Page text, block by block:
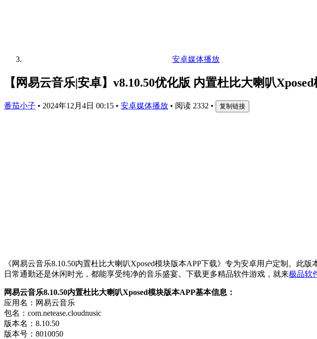
安卓媒体播放
【网易云音乐|安卓】v8.10.50优化版 内置杜比大喇叭
番茄小子 • 2024年12月4日 00:15 • 安卓媒体播放 • 阅读 2332 • 复制链接
《网易云音乐8.10.50内置杜比大喇叭Xposed模块版本APP下载》专为安卓用户定制。
日常通勤还是休闲时光，都能享受纯净的音乐盛宴。下载更多精品软件游戏，就来极品软
网易云音乐8.10.50内置杜比大喇叭Xposed模块版本APP基本信息：
应用名：网易云音乐
包名：com.netease.cloudnusic
版本名：8.10.50
版本号：8010050